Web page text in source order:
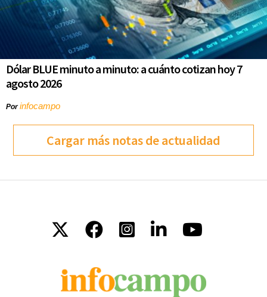
Dólar BLUE minuto a minuto: a cuánto cotizan hoy 7
agosto 2026
Porinfocampo
Cargar más notas de actualidad